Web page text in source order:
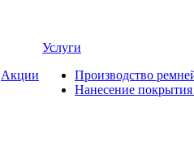
Акции
Услуги
Производство
Нанесение